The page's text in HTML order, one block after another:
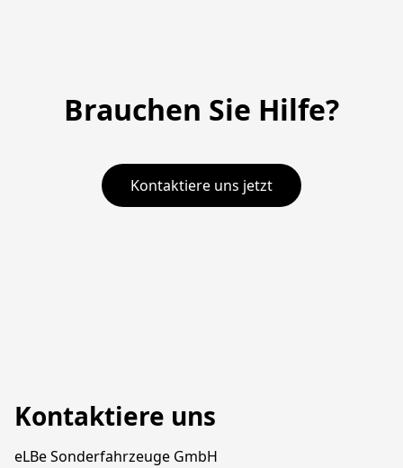
Brauchen Sie Hilfe?
Kontaktiere uns jetzt
Kontaktiere uns
eLBe Sonderfahrzeuge GmbH